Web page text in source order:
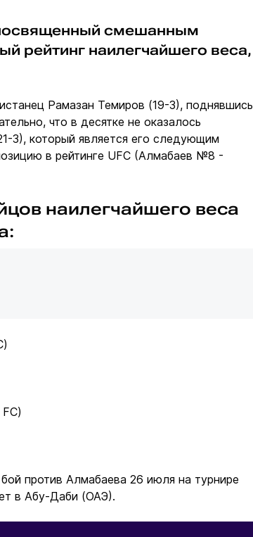
смешанным
рейтинг наилегчайшего веса,
Рамазан Темиров (19-3), поднявшись
что в десятке не оказалось
3), который является его следующим
в рейтинге UFC (Алмабаев №8 -
наилегчайшего веса
против Алмабаева 26 июля на турнире
в Абу-Даби (ОАЭ).